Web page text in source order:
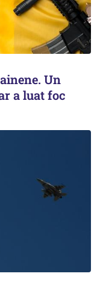
Un
a luat foc